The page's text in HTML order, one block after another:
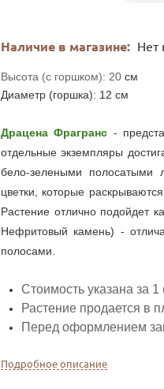
Наличие в магазине: Нет
Высота (с горшком): 20 см
Диаметр (горшка): 12 см
Драцена Фрагранс -
отдельные экземпляры
бело-зелеными полосатыми
цветки, которые
Растение отлично подойдет
Нефритовый камень) -
полосами.
Стоимость указана за
Растение продается в
Перед оформлением
Подробное описание